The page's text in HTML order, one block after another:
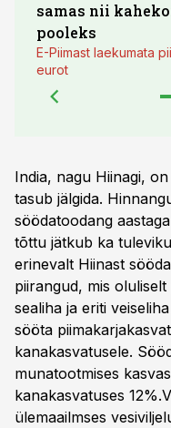
samas nii
pooleks
E-Piimast laekumata
eurot
India, nagu Hiinagi,
tasub jälgida.
söödatoodang
tõttu jätkub ka
erinevalt Hiinast
piirangud, mis
sealiha ja eriti
sööta
kanakasvatusele.
munatootmises
kanakasvatuses
ülemaailmses